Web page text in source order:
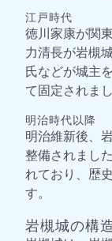
江戸時代
徳川家康が関
力清長が岩槻
氏などが城主
て固定されまし
明治時代以降
明治維新後、
整備されまし
れており、歴
す。
岩槻城の構